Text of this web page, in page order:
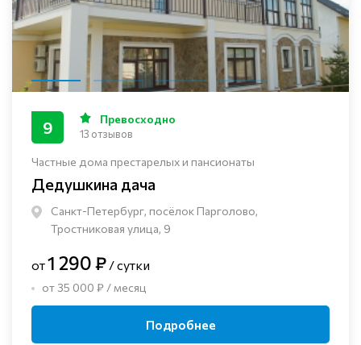
Частные дома престарелых и пансионаты
Дедушкина дача
Санкт-Петербург, посёлок Парголово,
Тростниковая улица, 9
9 Превосходно
13 отзывов
от1 290 ₽ / сутки
от 35 000 ₽ / месяц
Подробнее